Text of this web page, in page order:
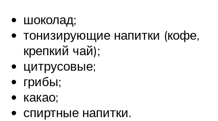
шоколад;
тонизирующие напитки (кофе,
крепкий чай);
цитрусовые;
грибы;
какао;
спиртные напитки.